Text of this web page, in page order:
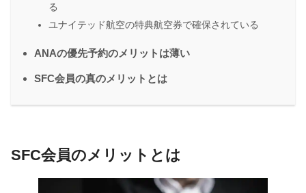
る
ユナイテッド航空の特典航空券で確保されている
ANAの優先予約のメリットは薄い
SFC会員の真のメリットとは
SFC会員のメリットとは